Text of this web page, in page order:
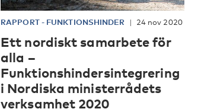
RAPPORT- FUNKTIONSHINDER 24 nov 2020
Ett nordiskt samarbete för
alla –
Funktionshindersintegrering
i Nordiska ministerrådets
verksamhet 2020